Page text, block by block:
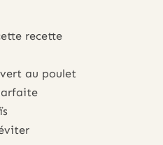
recette
au poulet